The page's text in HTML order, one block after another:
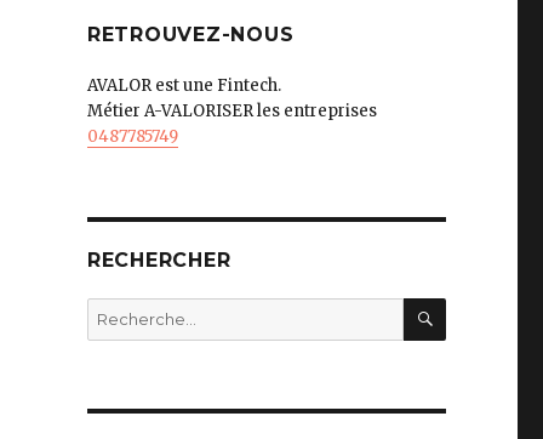
RETROUVEZ-NOUS
AVALOR est une Fintech.
Métier A-VALORISER les entreprises
0487785749
RECHERCHER
Recherche
pour